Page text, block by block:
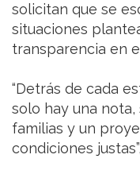
solicitan que se
situaciones
transparencia en
“Detrás de cada
solo hay una
familias y un
condiciones